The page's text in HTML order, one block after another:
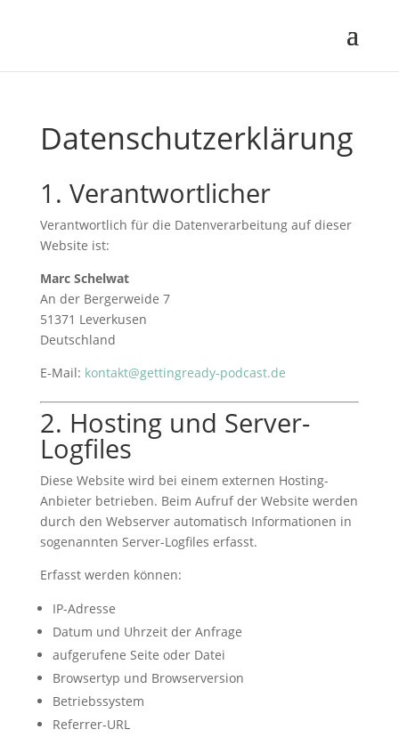
Datenschutzerklärung
1. Verantwortlicher
Verantwortlich für die Datenverarbeitung auf dieser
Website ist:
Marc Schelwat
An der Bergerweide 7
51371 Leverkusen
Deutschland
E-Mail: kontakt@gettingready-podcast.de
2. Hosting und Server-
Logfiles
Diese Website wird bei einem externen Hosting-
Anbieter betrieben. Beim Aufruf der Website werden
durch den Webserver automatisch Informationen in
sogenannten Server-Logfiles erfasst.
Erfasst werden können:
IP-Adresse
Datum und Uhrzeit der Anfrage
aufgerufene Seite oder Datei
Browsertyp und Browserversion
Betriebssystem
Referrer-URL